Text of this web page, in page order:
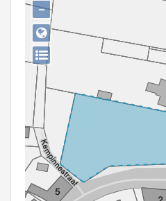
Aanmelden
−